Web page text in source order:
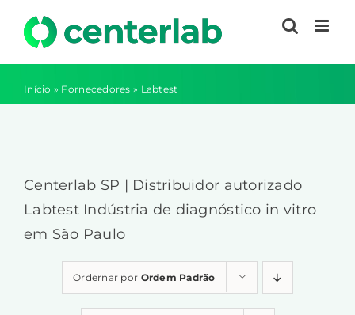
para
o
conteúdo
Início » Fornecedores » Labtest
Centerlab SP | Distribuidor autorizado
Labtest Indústria de diagnóstico in vitro
em São Paulo
Ordernar por Ordem Padrão